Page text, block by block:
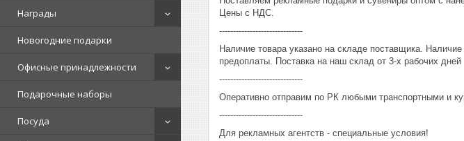
Награды
Новогодние подарки
Офисные принадлежности
Подарочные наборы
Посуда
Цены с НДС.
------------------------------
Наличие товара указано на складе поставщика.
предоплаты. Поставка на наш склад от 3-x рабочих дней
------------------------------
Оперативно отправим по РК любыми транспортными и
------------------------------
Для рекламных агентств - специальные условия!